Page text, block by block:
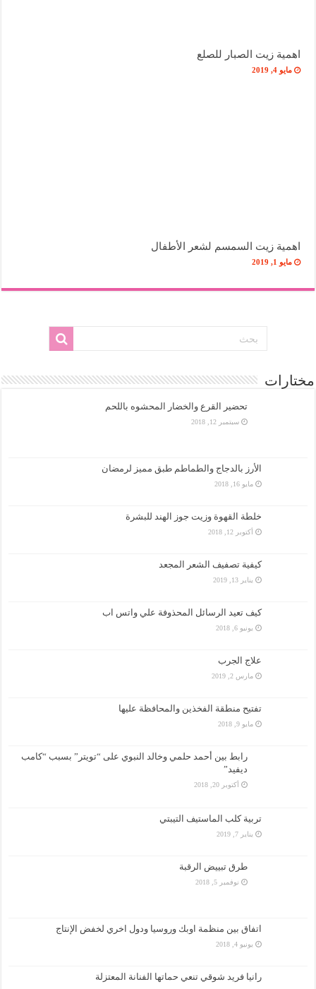
اهمية زيت الصبار للصلع
مايو 4, 2019
اهمية زيت السمسم لشعر الأطفال
مايو 1, 2019
مختارات
تحضير القرع والخضار المحشوه باللحم
سبتمبر 12, 2018
الأرز بالدجاج والطماطم طبق مميز لرمضان
مايو 16, 2018
خلطة القهوة وزيت جوز الهند للبشرة
أكتوبر 12, 2018
كيفية تصفيف الشعر المجعد
يناير 13, 2019
كيف تعيد الرسائل المحذوفة علي واتس اب
يونيو 6, 2018
علاج الجرب
مارس 2, 2019
تفتيح منطقة الفخذين والمحافظة عليها
مايو 9, 2018
رابط بين أحمد حلمي وخالد النبوي على “تويتر” بسبب “كامب
ديفيد”
أكتوبر 20, 2018
تربية كلب الماستيف التيبتي
يناير 7, 2019
طرق تبييض الرقبة
نوفمبر 5, 2018
اتفاق بين منظمة اوبك وروسيا ودول اخري لخفض الإنتاج
يونيو 4, 2018
رانيا فريد شوقي تنعي حماتها الفنانة المعتزلة